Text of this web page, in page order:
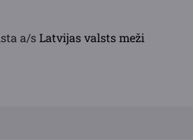
a/sLatvijas valsts meži